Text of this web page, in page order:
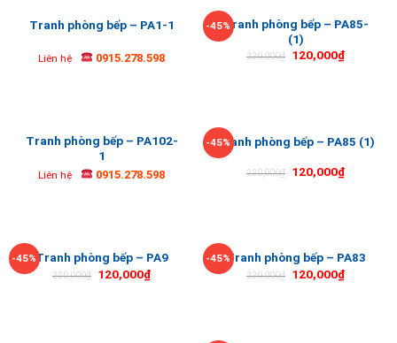
Tranh phòng bếp – PA1-1
Liên hệ 0915.278.598
-45%Tranh phòng bếp – PA85-
(1)
220,000₫ 120,000₫
Tranh phòng bếp – PA102-
1
Liên hệ 0915.278.598
-45%Tranh phòng bếp – PA85 (1)
220,000₫ 120,000₫
-45%Tranh phòng bếp – PA9
220,000₫ 120,000₫
-45%Tranh phòng bếp – PA83
220,000₫ 120,000₫